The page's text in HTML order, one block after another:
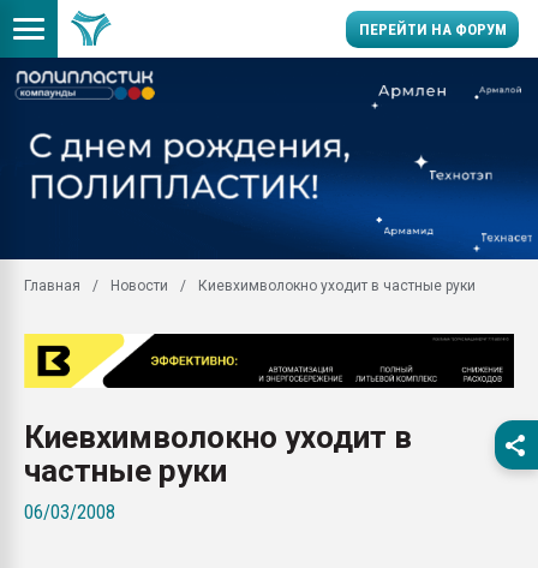
ПЕРЕЙТИ НА ФОРУМ
заводу пластмасс"
Помощь в подборе
Вакуум-формовочные
Подмосковье, Москва
первый план в
Главная Новости Киевхимволокно уходит в частные руки
Киевхимволокно уходит в
частные руки
06/03/2008